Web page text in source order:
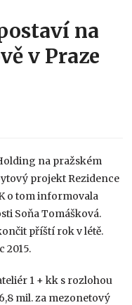
na
v Praze
na pražském
projekt Rezidence
o tom informovala
Soňa Tomášková.
příští rok v létě.
2015.
1 + kk s rozlohou
mil. za mezonetový